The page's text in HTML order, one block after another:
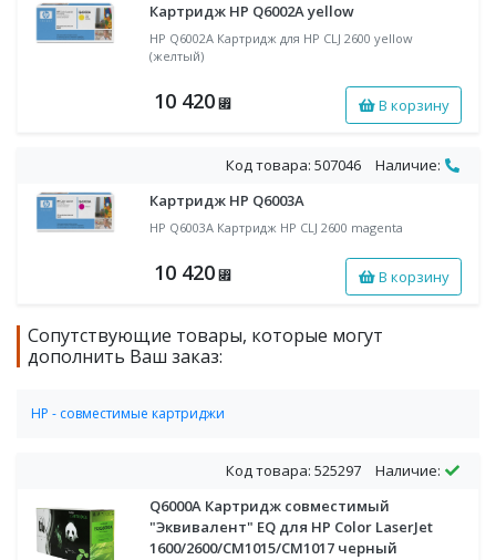
Картридж HP Q6002A yellow
HP Q6002A Картридж для НР CLJ 2600 yellow
(желтый)
10 420 ⃏ В корзину
Код товара: 507046
Наличие:
Картридж HP Q6003A
HP Q6003A Картридж НР CLJ 2600 magenta
10 420 ⃏ В корзину
Сопутствующие товары, которые могут
дополнить Ваш заказ:
HP - совместимые картриджи
Код товара: 525297
Наличие:
Q6000A Картридж совместимый
"Эквивалент" EQ для HP Color LaserJet
1600/2600/CM1015/CM1017 черный